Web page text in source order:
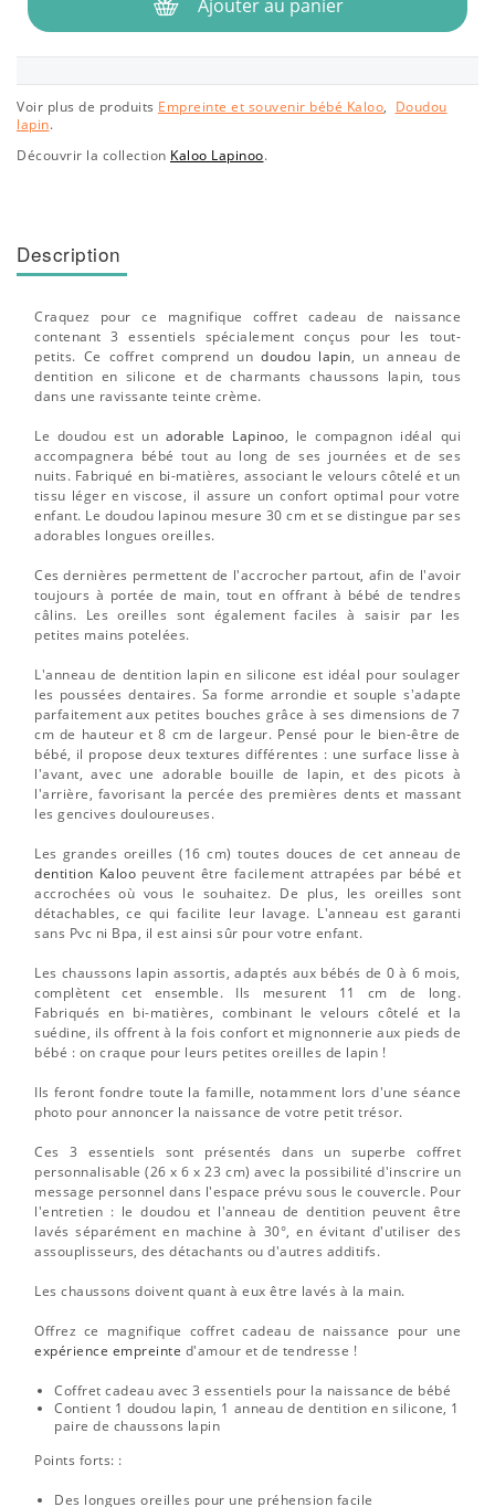
Ajouter au panier
Voir plus de produits Empreinte et souvenir bébé Kaloo, Doudou
lapin.
Découvrir la collection Kaloo Lapinoo.
Description
Craquez pour ce magnifique coffret cadeau de naissance
contenant 3 essentiels spécialement conçus pour les tout-
petits. Ce coffret comprend un doudou lapin, un anneau de
dentition en silicone et de charmants chaussons lapin, tous
dans une ravissante teinte crème.
Le doudou est un adorable Lapinoo, le compagnon idéal qui
accompagnera bébé tout au long de ses journées et de ses
nuits. Fabriqué en bi-matières, associant le velours côtelé et un
tissu léger en viscose, il assure un confort optimal pour votre
enfant. Le doudou lapinou mesure 30 cm et se distingue par ses
adorables longues oreilles.
Ces dernières permettent de l'accrocher partout, afin de l'avoir
toujours à portée de main, tout en offrant à bébé de tendres
câlins. Les oreilles sont également faciles à saisir par les
petites mains potelées.
L'anneau de dentition lapin en silicone est idéal pour soulager
les poussées dentaires. Sa forme arrondie et souple s'adapte
parfaitement aux petites bouches grâce à ses dimensions de 7
cm de hauteur et 8 cm de largeur. Pensé pour le bien-être de
bébé, il propose deux textures différentes : une surface lisse à
l'avant, avec une adorable bouille de lapin, et des picots à
l'arrière, favorisant la percée des premières dents et massant
les gencives douloureuses.
Les grandes oreilles (16 cm) toutes douces de cet anneau de
dentition Kaloo peuvent être facilement attrapées par bébé et
accrochées où vous le souhaitez. De plus, les oreilles sont
détachables, ce qui facilite leur lavage. L'anneau est garanti
sans Pvc ni Bpa, il est ainsi sûr pour votre enfant.
Les chaussons lapin assortis, adaptés aux bébés de 0 à 6 mois,
complètent cet ensemble. Ils mesurent 11 cm de long.
Fabriqués en bi-matières, combinant le velours côtelé et la
suédine, ils offrent à la fois confort et mignonnerie aux pieds de
bébé : on craque pour leurs petites oreilles de lapin !
Ils feront fondre toute la famille, notamment lors d'une séance
photo pour annoncer la naissance de votre petit trésor.
Ces 3 essentiels sont présentés dans un superbe coffret
personnalisable (26 x 6 x 23 cm) avec la possibilité d'inscrire un
message personnel dans l'espace prévu sous le couvercle. Pour
l'entretien : le doudou et l'anneau de dentition peuvent être
lavés séparément en machine à 30°, en évitant d'utiliser des
assouplisseurs, des détachants ou d'autres additifs.
Les chaussons doivent quant à eux être lavés à la main.
Offrez ce magnifique coffret cadeau de naissance pour une
expérience empreinte d'amour et de tendresse !
Coffret cadeau avec 3 essentiels pour la naissance de bébé
Contient 1 doudou lapin, 1 anneau de dentition en silicone, 1
paire de chaussons lapin
Points forts: :
Des longues oreilles pour une préhension facile